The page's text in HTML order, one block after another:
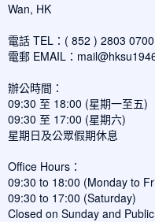
Wan, HK
電話 TEL：( 852 ) 2803 0700
電郵 EMAIL：
辦公時間：
09:30 至 18:00 (星期一至五)
09:30 至 17:00 (星期六)
星期日及公眾假期休息
Office Hours：
09:30 to 18:00 (Monday to
09:30 to 17:00 (Saturday)
Closed on Sunday and